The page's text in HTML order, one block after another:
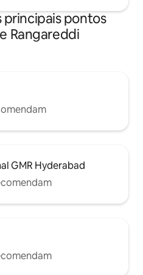
pontos
Rangareddi
GMR Hyderabad